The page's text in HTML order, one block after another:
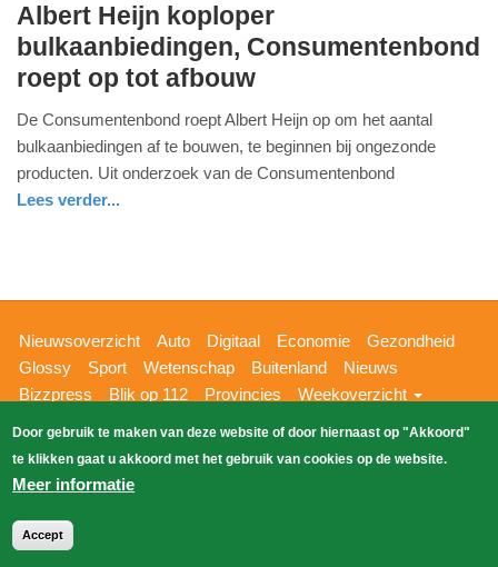
dinsdag,
maart
2026
-
09:44
2026
09:46
Albert Heijn koploper
bulkaanbiedingen, Consumentenbond
roept op tot afbouw
De Consumentenbond roept Albert Heijn op om het aantal
bulkaanbiedingen af te bouwen, te beginnen bij ongezonde
producten. Uit onderzoek van de Consumentenbond
Lees verder...
Hoofdnavigatie
Nieuwsoverzicht Auto Digitaal Economie
Gezondheid
Glossy
Sport Wetenschap Buitenland
Nieuws
Bizzpress
Blik op 112 Provincies
Weekoverzicht
doorEK-Media.nl
Door gebruik te maken van deze website of door hiernaast op "Akkoord"
te klikken gaat u akkoord met het gebruik van cookies op de website.
Meer informatie
Accept